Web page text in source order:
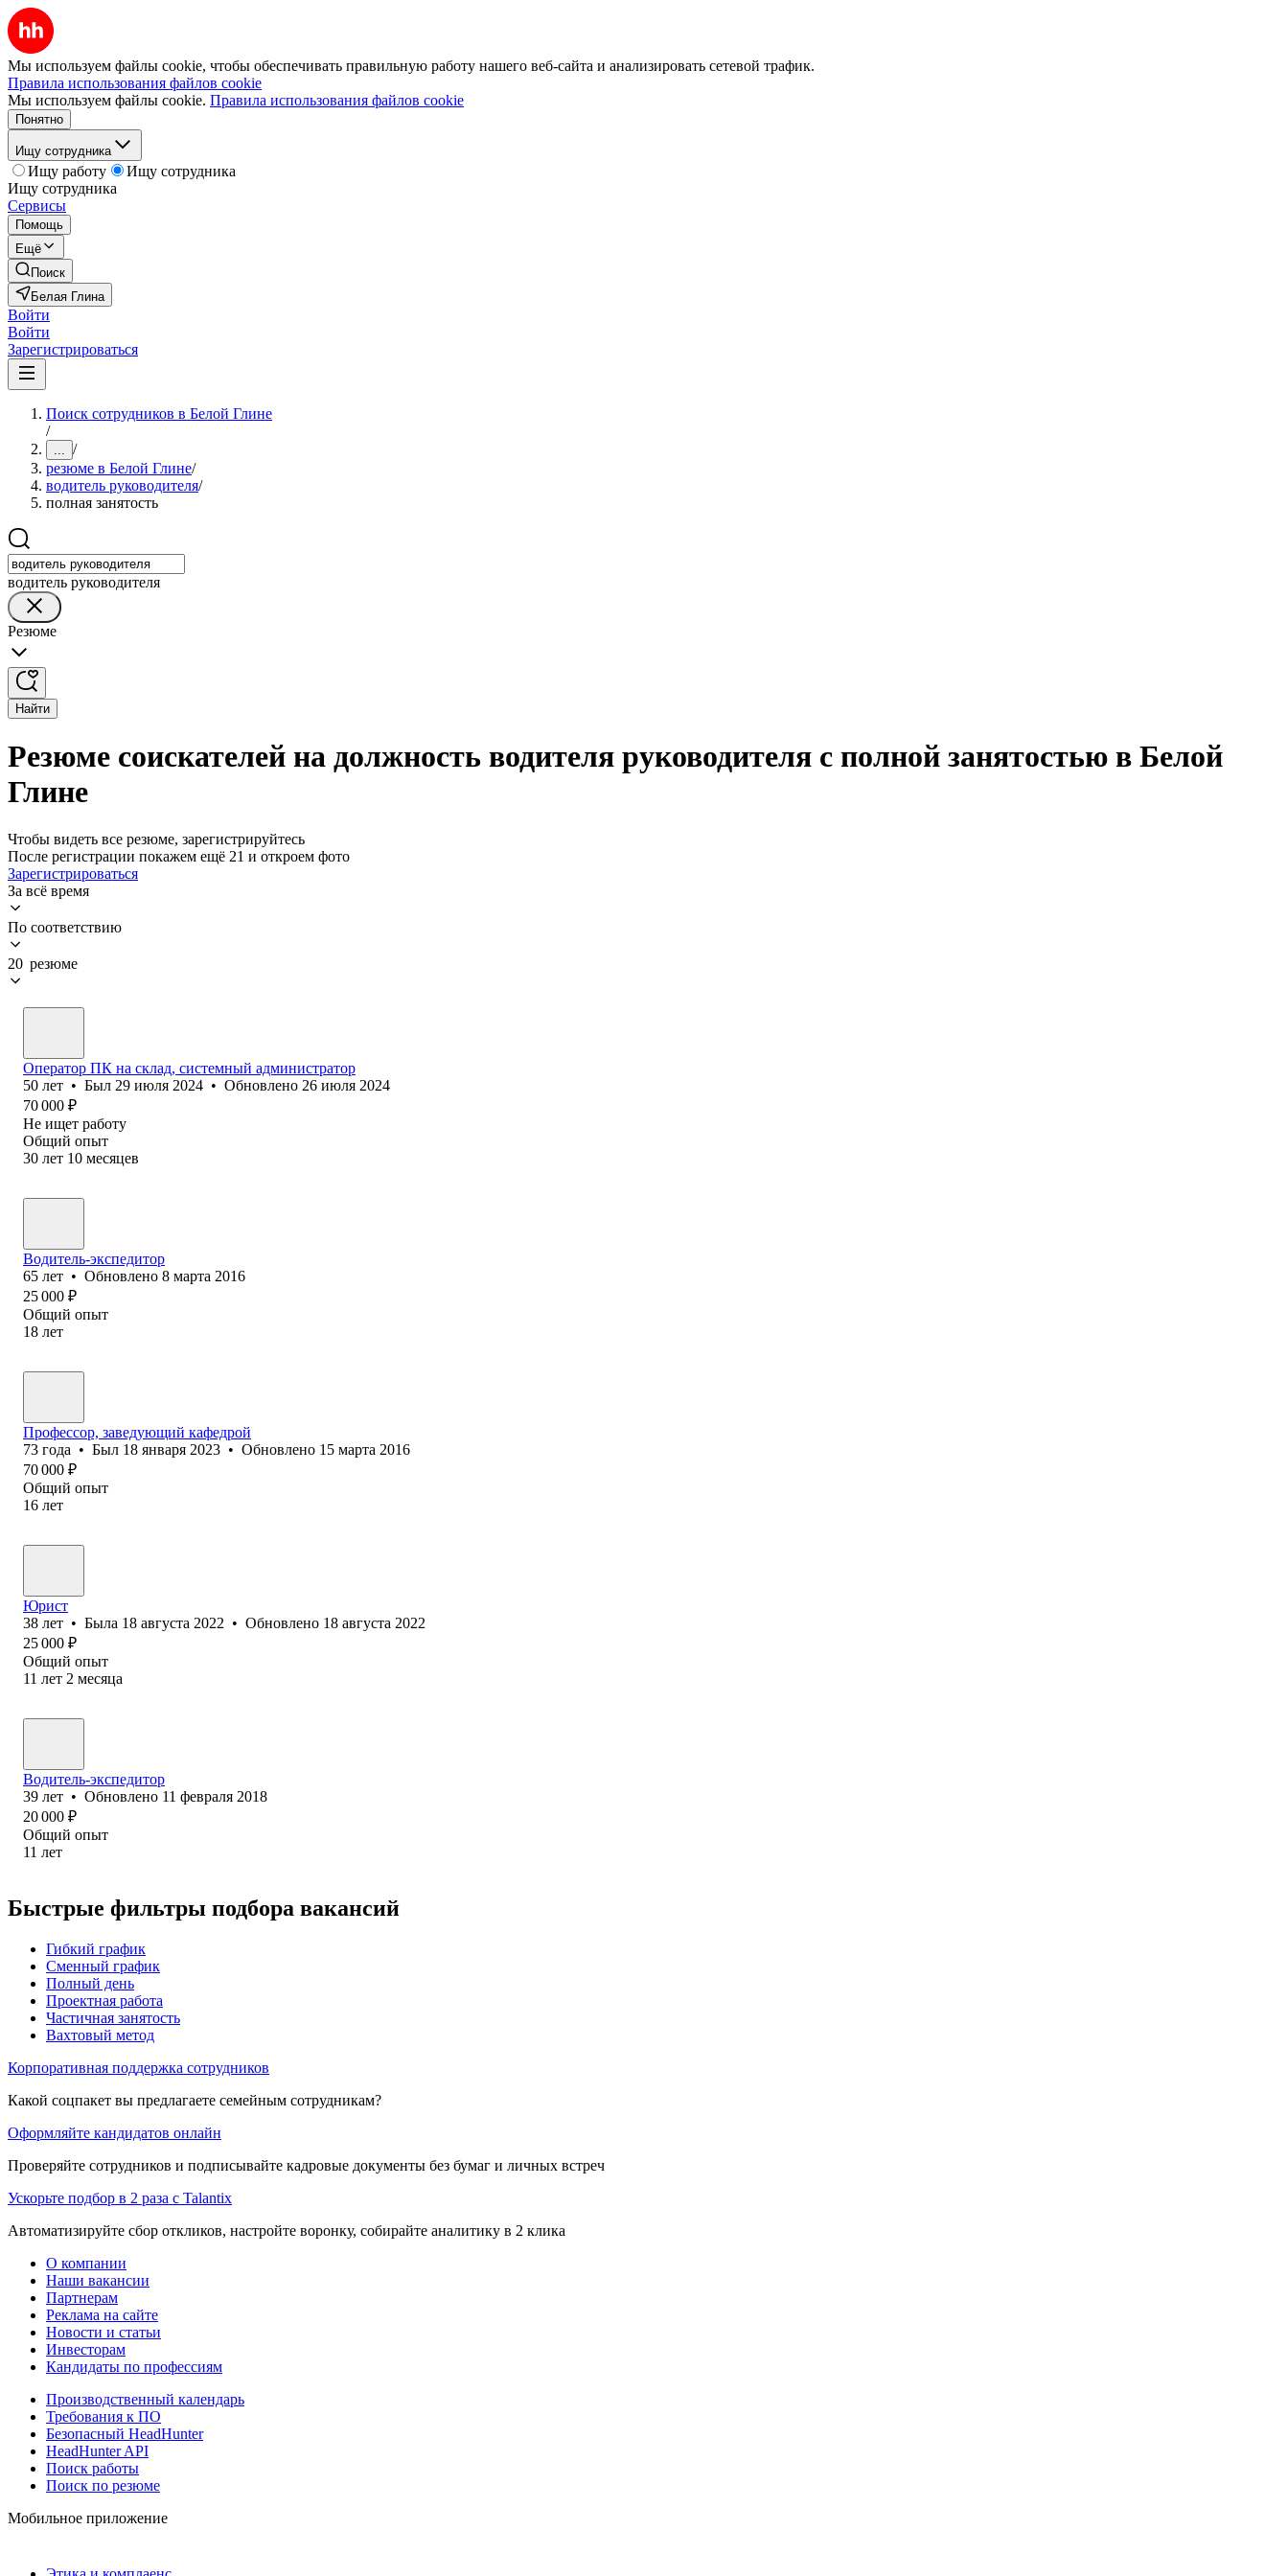
Мы используем файлы cookie, чтобы обеспечивать правильную работу нашего веб-сайта и анализировать сетевой трафик.
Правила использования файлов cookie
Мы используем файлы cookie. Правила использования файлов cookie
Понятно
Ищу сотрудника
Ищу работу
Ищу сотрудника
Ищу сотрудника
Сервисы
Помощь
Ещё
Поиск
Белая Глина
Войти
Войти
Зарегистрироваться
Поиск сотрудников в Белой Глине
/
... /
резюме в Белой Глине/
водитель руководителя/
полная занятость
водитель руководителя
Резюме
Найти
Резюме соискателей на должность водителя руководителя с полной занятостью в Белой
Глине
Чтобы видеть все резюме, зарегистрируйтесь
После регистрации покажем ещё 21 и откроем фото
Зарегистрироваться
За всё время
По соответствию
20 резюме
Оператор ПК на склад, системный администратор
50 лет • Был 29 июля 2024 • Обновлено 26 июля 2024
70 000 ₽
Не ищет работу
Общий опыт
30 лет 10 месяцев
Водитель-экспедитор
65 лет • Обновлено 8 марта 2016
25 000 ₽
Общий опыт
18 лет
Профессор, заведующий кафедрой
73 года • Был 18 января 2023 • Обновлено 15 марта 2016
70 000 ₽
Общий опыт
16 лет
Юрист
38 лет • Была 18 августа 2022 • Обновлено 18 августа 2022
25 000 ₽
Общий опыт
11 лет 2 месяца
Водитель-экспедитор
39 лет • Обновлено 11 февраля 2018
20 000 ₽
Общий опыт
11 лет
Быстрые фильтры подбора вакансий
Гибкий график
Сменный график
Полный день
Проектная работа
Частичная занятость
Вахтовый метод
Корпоративная поддержка сотрудников
Какой соцпакет вы предлагаете семейным сотрудникам?
Оформляйте кандидатов онлайн
Проверяйте сотрудников и подписывайте кадровые документы без бумаг и личных встреч
Ускорьте подбор в 2 раза с Talantix
Автоматизируйте сбор откликов, настройте воронку, собирайте аналитику в 2 клика
О компании
Наши вакансии
Партнерам
Реклама на сайте
Новости и статьи
Инвесторам
Кандидаты по профессиям
Производственный календарь
Требования к ПО
Безопасный HeadHunter
HeadHunter API
Поиск работы
Поиск по резюме
Мобильное приложение